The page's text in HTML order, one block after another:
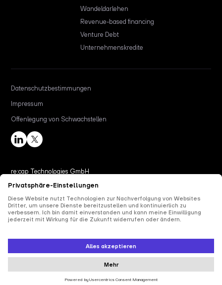
Wandeldarlehen
Revenue-based financing
Venture Debt
Unternehmenskredite
re:cap Technologies GmbH
Berlin
contact@re-cap.com
Datenschutzbestimmungen
Impressum
Offenlegung von Schwachstellen
Alle aufgeführten Produkt- und Firmennamen sind Marken oder eingetragene Marken